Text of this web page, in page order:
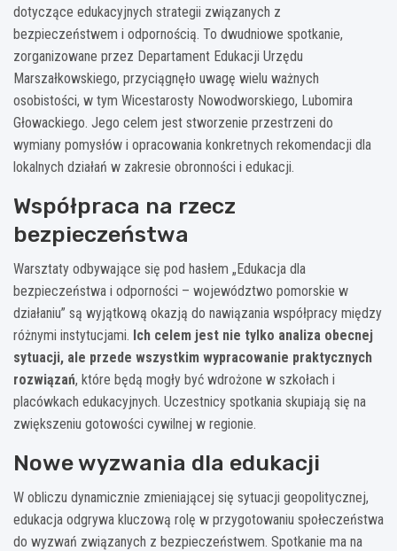
dotyczące edukacyjnych strategii związanych z
bezpieczeństwem i odpornością. To dwudniowe spotkanie,
zorganizowane przez Departament Edukacji Urzędu
Marszałkowskiego, przyciągnęło uwagę wielu ważnych
osobistości, w tym Wicestarosty Nowodworskiego, Lubomira
Głowackiego. Jego celem jest stworzenie przestrzeni do
wymiany pomysłów i opracowania konkretnych rekomendacji dla
lokalnych działań w zakresie obronności i edukacji.
Współpraca na rzecz
bezpieczeństwa
Warsztaty odbywające się pod hasłem „Edukacja dla
bezpieczeństwa i odporności – województwo pomorskie w
działaniu” są wyjątkową okazją do nawiązania współpracy między
różnymi instytucjami. Ich celem jest nie tylko analiza obecnej
sytuacji, ale przede wszystkim wypracowanie praktycznych
rozwiązań, które będą mogły być wdrożone w szkołach i
placówkach edukacyjnych. Uczestnicy spotkania skupiają się na
zwiększeniu gotowości cywilnej w regionie.
Nowe wyzwania dla edukacji
W obliczu dynamicznie zmieniającej się sytuacji geopolitycznej,
edukacja odgrywa kluczową rolę w przygotowaniu społeczeństwa
do wyzwań związanych z bezpieczeństwem. Spotkanie ma na